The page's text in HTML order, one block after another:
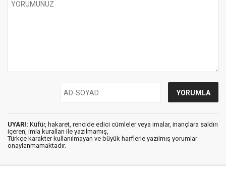
UYARI: Küfür, hakaret, rencide edici cümleler veya imalar, inançlara saldırı
içeren, imla kuralları ile yazılmamış,
Türkçe karakter kullanılmayan ve büyük harflerle yazılmış yorumlar
onaylanmamaktadır.